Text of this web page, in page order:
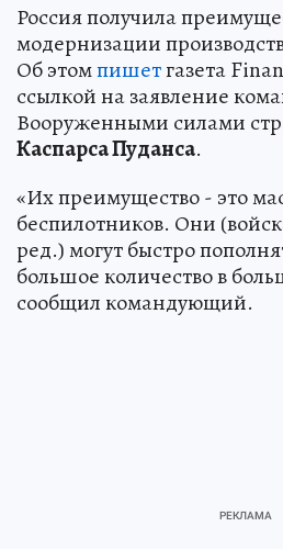
Россия получила
модернизации
Об этомпишетгазета
ссылкой на заявление
Вооруженными силами
Каспарса Пуданса.
«Их преимущество - это
беспилотников. Они
ред.) могут быстро
большое количество в
сообщил командующий.